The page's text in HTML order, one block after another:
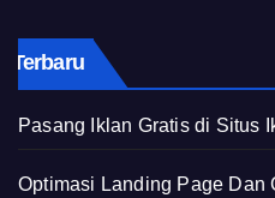
Terbaru
Pasang Iklan Gratis di Situs
Optimasi Landing Page Dan